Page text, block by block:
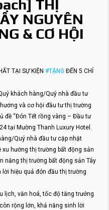
THỊ
NGUYÊN
& CƠ HỘI
TẠI SỰ KIỆN #TẶNG ĐẾN 5 CHỈ
khách hàng/Quý nhà đầu tư
và cơ hội đầu tư thị trường
đề “Đón Tết rồng vàng – Đầu tư
tại Mường Thanh Luxury Hotel.
Quý nhà đầu tư cập nhật
hướng thị trường bất động sản
năng thị trường bất động sản Tây
lời hiệu quả đón đầu thị trường
lịch, văn hoá, tốc độ tăng trưởng
rộng lớn, khả năng sinh lời